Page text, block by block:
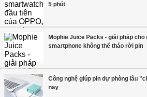
5 phút
Mophie Juice Packs - giải pháp
smartphone không thể tháo rời pin
Công nghệ giúp pin dự phòng lâu
nay